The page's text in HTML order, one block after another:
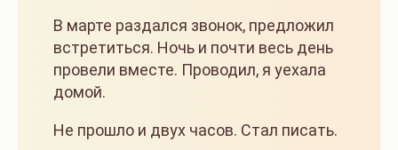
В марте раздался звонок, предложил
встретиться. Ночь и почти весь день
провели вместе. Проводил, я уехала
домой.
Не прошло и двух часов. Стал писать.